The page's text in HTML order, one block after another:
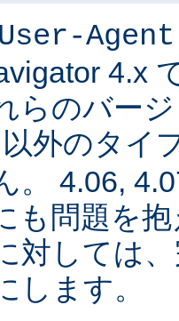
User-Agent
4.x
らのバー
以外のタイ
。 4.06,
も問題を
対しては
します。